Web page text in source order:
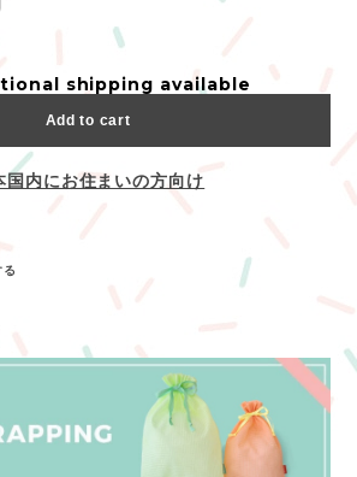
shipping available
Add to cart
国内にお住まいの方向け